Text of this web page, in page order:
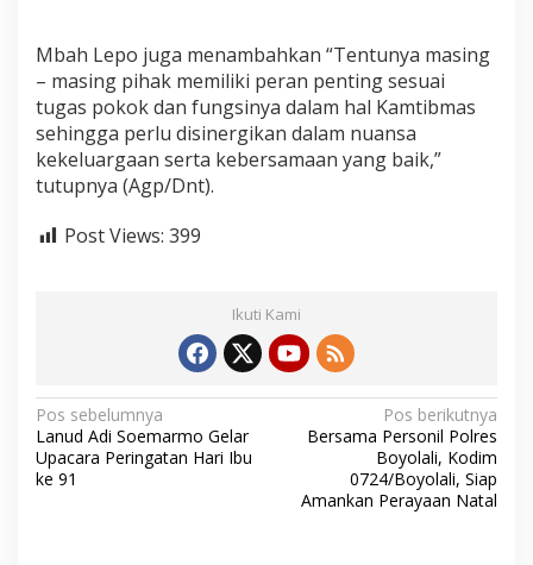
o
l
o
Mbah Lepo juga menambahkan “Tentunya masing
– masing pihak memiliki peran penting sesuai
tugas pokok dan fungsinya dalam hal Kamtibmas
sehingga perlu disinergikan dalam nuansa
kekeluargaan serta kebersamaan yang baik,”
tutupnya (Agp/Dnt).
Post Views: 399
Ikuti Kami
N
a
v
Pos sebelumnya
Lanud Adi Soemarmo Gelar
Upacara Peringatan Hari Ibu
ke 91
Pos berikutnya
Bersama Personil Polres
Boyolali, Kodim
0724/Boyolali, Siap
Amankan Perayaan Natal